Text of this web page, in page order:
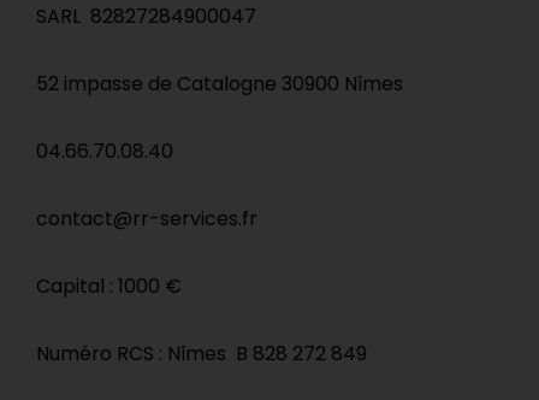
SARL 82827284900047
52 impasse de Catalogne 30900 Nîmes
04.66.70.08.40
contact@rr-services.fr
Capital : 1000 €
Numéro RCS : Nîmes B 828 272 849